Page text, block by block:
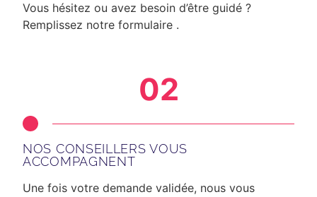
Vous hésitez ou avez besoin d’être guidé ?
Remplissez notre formulaire .
02
NOS CONSEILLERS VOUS
ACCOMPAGNENT
Une fois votre demande validée, nous vous